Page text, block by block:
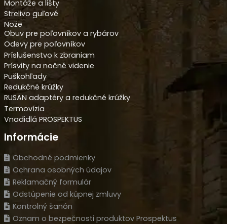
Montáže a lišty
Strelivo guľové
Nože
Obuv pre poľovníkov a rybárov
Odevy pre poľovníkov
Príslušenstvo k zbraniam
Prísvity na nočné videnie
Puškohľady
Redukčné krúžky
RUSAN adaptéry a redukčné krúžky
Termovízia
Vnadidlá PROSPEKTUS
Informácie
Obchodné podmienky
Ochrana osobných údajov
Reklamačný formulár
Odstúpenie od kúpnej zmluvy
Kontrolný šanón
Oznam o bezpečnosti produktov Prospektus